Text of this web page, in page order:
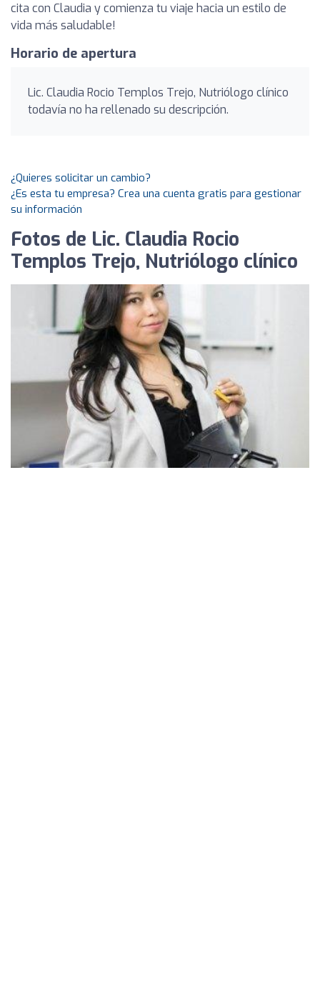
cita con Claudia y comienza tu viaje hacia un estilo de
vida más saludable!
Horario de apertura
Lic. Claudia Rocio Templos Trejo, Nutriólogo clínico
todavía no ha rellenado su descripción.
¿Quieres solicitar un cambio?
¿Es esta tu empresa? Crea una cuenta gratis para gestionar
su información
Fotos de Lic. Claudia Rocio
Templos Trejo, Nutriólogo clínico